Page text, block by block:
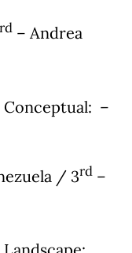
rd – Andrea
–
/ 3rd –